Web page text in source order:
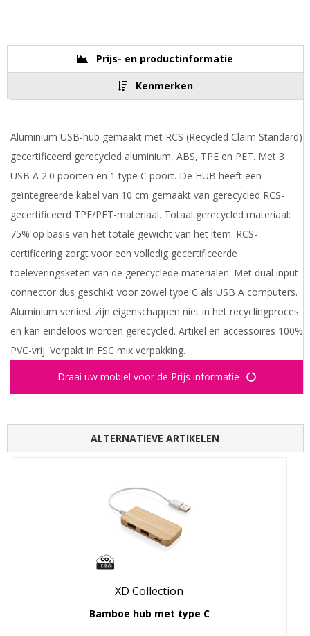
Prijs- en productinformatie
Kenmerken
Aluminium USB-hub gemaakt met RCS (Recycled Claim Standard)
gecertificeerd gerecycled aluminium, ABS, TPE en PET. Met 3
USB A 2.0 poorten en 1 type C poort. De HUB heeft een
geïntegreerde kabel van 10 cm gemaakt van gerecycled RCS-
gecertificeerd TPE/PET-materiaal. Totaal gerecycled materiaal:
75% op basis van het totale gewicht van het item. RCS-
certificering zorgt voor een volledig gecertificeerde
toeleveringsketen van de gerecyclede materialen. Met dual input
connector dus geschikt voor zowel type C als USB A computers.
Aluminium verliest zijn eigenschappen niet in het recyclingproces
en kan eindeloos worden gerecycled. Artikel en accessoires 100%
PVC-vrij. Verpakt in FSC mix verpakking.
Draai uw mobiel voor de Prijs informatie
ALTERNATIEVE ARTIKELEN
XD Collection
Bamboe hub met type C